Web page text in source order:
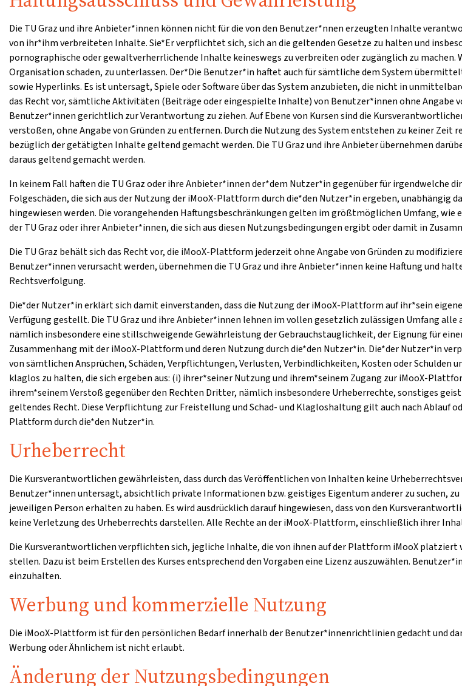
Die TU Graz und ihre Anbieter*innen können nicht für die von den Benutzer*nnen erzeugten Inhalte
von ihr*ihm verbreiteten Inhalte. Sie*Er verpflichtet sich, sich an die geltenden Gesetze zu halten und
pornographische oder gewaltverherrlichende Inhalte keineswegs zu verbreiten oder zugänglich zu machen.
Organisation schaden, zu unterlassen. Der*Die Benutzer*in haftet auch für sämtliche dem System
sowie Hyperlinks. Es ist untersagt, Spiele oder Software über das System anzubieten, die nicht in
das Recht vor, sämtliche Aktivitäten (Beiträge oder eingespielte Inhalte) von Benutzer*innen ohne Angabe
Benutzer*innen gerichtlich zur Verantwortung zu ziehen. Auf Ebene von Kursen sind die
verstoßen, ohne Angabe von Gründen zu entfernen. Durch die Nutzung des System entstehen zu keiner Zeit
bezüglich der getätigten Inhalte geltend gemacht werden. Die TU Graz und ihre Anbieter übernehmen
daraus geltend gemacht werden.
In keinem Fall haften die TU Graz oder ihre Anbieter*innen der*dem Nutzer*in gegenüber für irgendwelche
Folgeschäden, die sich aus der Nutzung der iMooX-Plattform durch die*den Nutzer*in ergeben, unabhängig
hingewiesen werden. Die vorangehenden Haftungsbeschränkungen gelten im größtmöglichen Umfang,
der TU Graz oder ihrer Anbieter*innen, die sich aus diesen Nutzungsbedingungen ergibt oder damit in
Die TU Graz behält sich das Recht vor, die iMooX-Plattform jederzeit ohne Angabe von Gründen zu
Benutzer*innen verursacht werden, übernehmen die TU Graz und ihre Anbieter*innen keine Haftung und
Rechtsverfolgung.
Die*der Nutzer*in erklärt sich damit einverstanden, dass die Nutzung der iMooX-Plattform auf ihr*sein
Verfügung gestellt. Die TU Graz und ihre Anbieter*innen lehnen im vollen gesetzlich zulässigen Umfang
nämlich insbesondere eine stillschweigende Gewährleistung der Gebrauchstauglichkeit, der Eignung für
Zusammenhang mit der iMooX-Plattform und deren Nutzung durch die*den Nutzer*in. Die*der Nutzer*in
von sämtlichen Ansprüchen, Schäden, Verpflichtungen, Verlusten, Verbindlichkeiten, Kosten oder Schulden
klaglos zu halten, die sich ergeben aus: (i) ihrer*seiner Nutzung und ihrem*seinem Zugang zur iMooX-
ihrem*seinem Verstoß gegenüber den Rechten Dritter, nämlich insbesondere Urheberrechte, sonstiges
geltendes Recht. Diese Verpflichtung zur Freistellung und Schad- und Klagloshaltung gilt auch nach Ablauf
Plattform durch die*den Nutzer*in.
Urheberrecht
Die Kursverantwortlichen gewährleisten, dass durch das Veröffentlichen von Inhalten keine
Benutzer*innen untersagt, absichtlich private Informationen bzw. geistiges Eigentum anderer zu suchen,
jeweiligen Person erhalten zu haben. Es wird ausdrücklich darauf hingewiesen, dass von den
keine Verletzung des Urheberrechts darstellen. Alle Rechte an der iMooX-Plattform, einschließlich ihrer
Die Kursverantwortlichen verpflichten sich, jegliche Inhalte, die von ihnen auf der Plattform iMooX platziert
stellen. Dazu ist beim Erstellen des Kurses entsprechend den Vorgaben eine Lizenz auszuwählen.
einzuhalten.
Werbung und kommerzielle Nutzung
Die iMooX-Plattform ist für den persönlichen Bedarf innerhalb der Benutzer*innenrichtlinien gedacht und
Werbung oder Ähnlichem ist nicht erlaubt.
Änderung der Nutzungsbedingungen